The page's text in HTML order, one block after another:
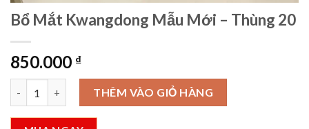
Bổ Mắt Kwangdong Mẫu Mới – Thùng 20
850.000 ₫
Bổ Mắt Kwangdong Mẫu Mới - Thùng 20 số lượng
THÊM VÀO GIỎ HÀNG